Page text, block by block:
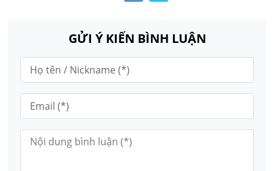
GỬI Ý KIẾN BÌNH LUẬN